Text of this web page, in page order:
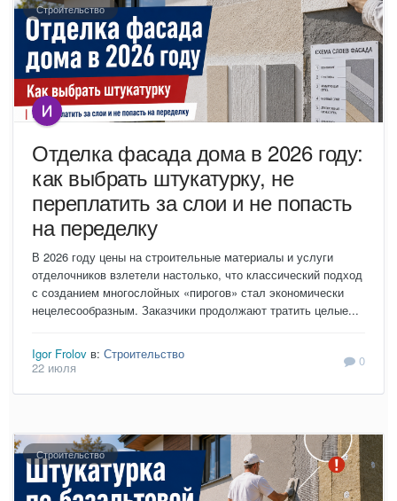
Строительство
Отделка фасада дома в 2026 году:
как выбрать штукатурку, не
переплатить за слои и не попасть
на переделку
В 2026 году цены на строительные материалы и услуги
отделочников взлетели настолько, что классический подход
с созданием многослойных «пирогов» стал экономически
нецелесообразным. Заказчики продолжают тратить целые...
Igor Frolov в: Строительство
22 июля
0
Строительство